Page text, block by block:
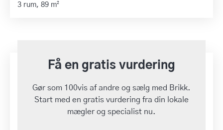
3 rum, 89 m²
Få en gratis vurdering
Gør som 100vis af andre og sælg med Brikk.
Start med en gratis vurdering fra din lokale
mægler og specialist nu.